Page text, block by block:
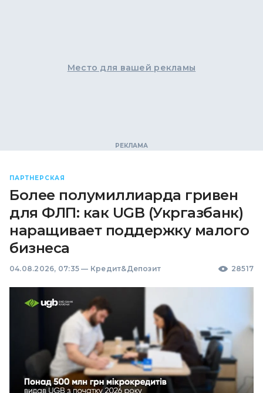
Место для вашей рекламы
ПАРТНЕРСКАЯ
Более полумиллиарда гривен
для ФЛП: как UGB (Укргазбанк)
наращивает поддержку малого
бизнеса
04.08.2026, 07:35 — Кредит&Депозит 28517